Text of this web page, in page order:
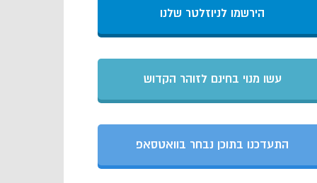
הירשמו לניוזלטר שלנו
עשו מנוי בחינם לזוהר הקדוש
התעדכנו בתוכן נבחר בוואטסאפ